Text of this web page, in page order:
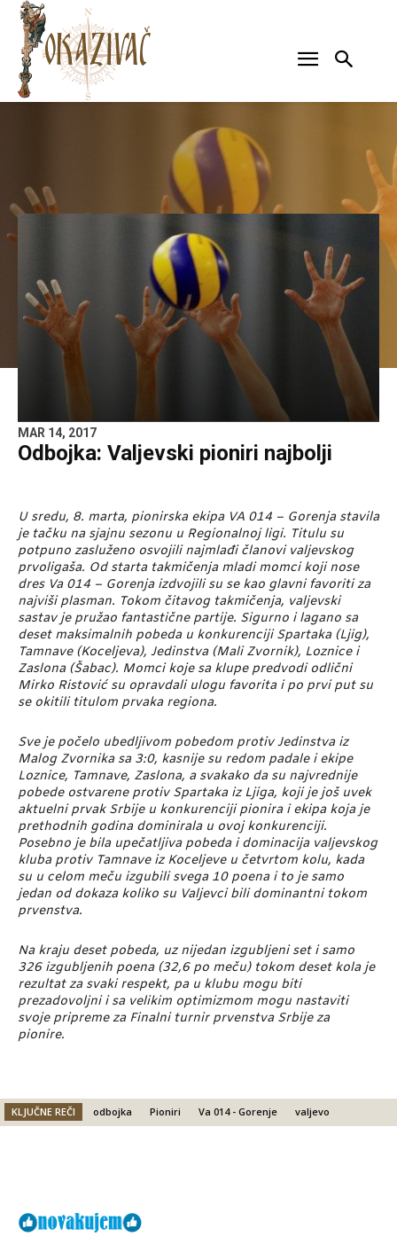
MAR 14, 2017
Odbojka: Valjevski pioniri najbolji
U sredu, 8. marta, pionirska ekipa VA 014 – Gorenja stavila
je tačku na sjajnu sezonu u Regionalnoj ligi. Titulu su
potpuno zasluženo osvojili najmlađi članovi valjevskog
prvoligaša. Od starta takmičenja mladi momci koji nose
dres Va 014 – Gorenja izdvojili su se kao glavni favoriti za
najviši plasman. Tokom čitavog takmičenja, valjevski
sastav je pružao fantastične partije. Sigurno i lagano sa
deset maksimalnih pobeda u konkurenciji Spartaka (Ljig),
Tamnave (Koceljeva), Jedinstva (Mali Zvornik), Loznice i
Zaslona (Šabac). Momci koje sa klupe predvodi odlični
Mirko Ristović su opravdali ulogu favorita i po prvi put su
se okitili titulom prvaka regiona.
Sve je počelo ubedljivom pobedom protiv Jedinstva iz
Malog Zvornika sa 3:0, kasnije su redom padale i ekipe
Loznice, Tamnave, Zaslona, a svakako da su najvrednije
pobede ostvarene protiv Spartaka iz Ljiga, koji je još uvek
aktuelni prvak Srbije u konkurenciji pionira i ekipa koja je
prethodnih godina dominirala u ovoj konkurenciji.
Posebno je bila upečatljiva pobeda i dominacija valjevskog
kluba protiv Tamnave iz Koceljeve u četvrtom kolu, kada
su u celom meču izgubili svega 10 poena i to je samo
jedan od dokaza koliko su Valjevci bili dominantni tokom
prvenstva.
Na kraju deset pobeda, uz nijedan izgubljeni set i samo
326 izgubljenih poena (32,6 po meču) tokom deset kola je
rezultat za svaki respekt, pa u klubu mogu biti
prezadovoljni i sa velikim optimizmom mogu nastaviti
svoje pripreme za Finalni turnir prvenstva Srbije za
pionire.
KLJUČNE REČI odbojka Pioniri Va 014 - Gorenje valjevo